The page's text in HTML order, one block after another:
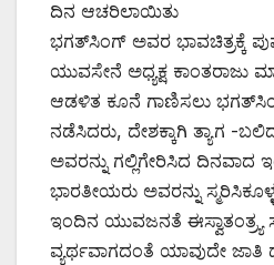
ದಿನ ಆಚರಿಲಾಯಿತು
ಭಗತ್‌ಸಿಂಗ್ ಅವರ ಭಾವಚಿತ್ರಕ್ಕೆ
ಯುವಸೇನೆ ಅಧ್ಯಕ್ಷ ಕಾಂತರಾಜು
ಆಡಳಿತ ಕೂನೆ ಗಾಣಿಸಲು
ನಡೆಸಿದರು, ದೇಶಕ್ಕಾಗಿ ತ್ಯಾಗ -
ಅವರನ್ನು ಗಲ್ಲಿಗೇರಿಸಿದ ದಿನವಾದ
ಭಾರತೀಯರು ಅವರನ್ನು
ಇಂದಿನ ಯುವಜನತೆ ಈಸ್ವಾತಂತ್ರ್ಯ
ವ್ಯರ್ಥವಾಗದಂತೆ ಯಾವುದೇ